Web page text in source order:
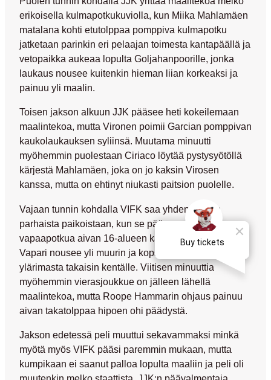
erikoisella kulmapotkukuviolla, kun Miika Mahlamäen
matalana kohti etutolppaa pomppiva kulmapotku
jatketaan parinkin eri pelaajan toimesta kantapäällä ja
vetopaikka aukeaa lopulta Goljahanpoorille, jonka
laukaus nousee kuitenkin hieman liian korkeaksi ja
painuu yli maalin.
Toisen jakson alkuun JJK pääsee heti kokeilemaan
maalintekoa, mutta Vironen poimii Garcian pomppivan
kaukolaukauksen syliinsä. Muutama minuutti
myöhemmin puolestaan Ciriaco löytää pystysyötöllä
kärjestä Mahlamäen, joka on jo kaksin Virosen
kanssa, mutta on ehtinyt niukasti paitsion puolelle.
Vajaan tunnin kohdalla VIFK saa yhden ottelun
parhaista paikoistaan, kun se pääsee ampumaan
vapaapotkua aivan 16-alueen kaaren ulkopuolelta.
Vapari nousee yli muurin ja kopsahtaa lopulta
ylärimasta takaisin kentälle. Viitisen minuuttia
myöhemmin vierasjoukkue on jälleen lähellä
maalintekoa, mutta Roope Hammarin ohjaus painuu
aivan takatolppaa hipoen ohi päädystä.
Jakson edetessä peli muuttui sekavammaksi minkä
myötä myös VIFK pääsi paremmin mukaan, mutta
kumpikaan ei saanut palloa lopulta maaliin ja peli oli